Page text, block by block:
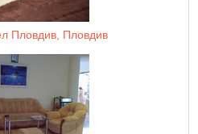
Пловдив, Пловдив